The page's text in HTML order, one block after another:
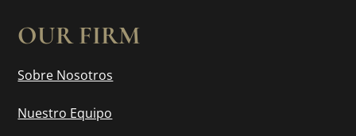
OUR FIRM
Sobre Nosotros
Nuestro Equipo